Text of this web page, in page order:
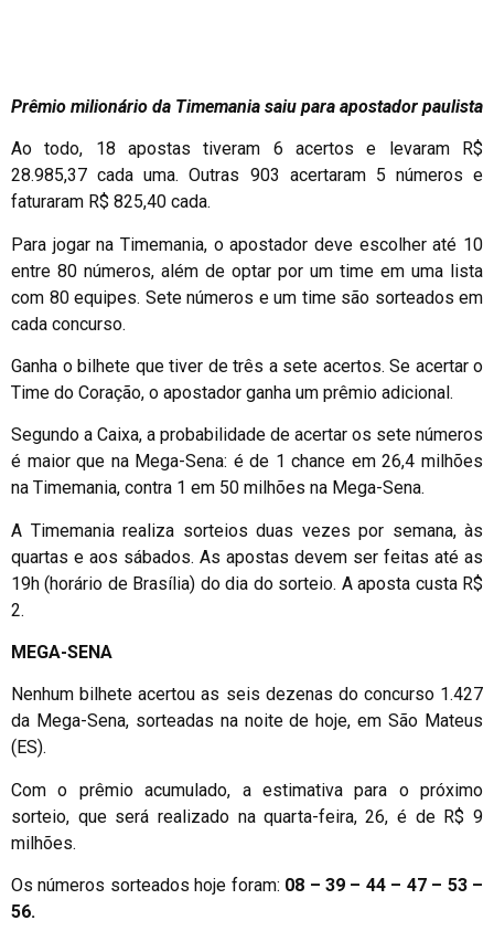
Prêmio milionário da Timemania saiu para apostador paulista
Ao todo, 18 apostas tiveram 6 acertos e levaram R$
28.985,37 cada uma. Outras 903 acertaram 5 números e
faturaram R$ 825,40 cada.
Para jogar na Timemania, o apostador deve escolher até 10
entre 80 números, além de optar por um time em uma lista
com 80 equipes. Sete números e um time são sorteados em
cada concurso.
Ganha o bilhete que tiver de três a sete acertos. Se acertar o
Time do Coração, o apostador ganha um prêmio adicional.
Segundo a Caixa, a probabilidade de acertar os sete números
é maior que na Mega-Sena: é de 1 chance em 26,4 milhões
na Timemania, contra 1 em 50 milhões na Mega-Sena.
A Timemania realiza sorteios duas vezes por semana, às
quartas e aos sábados. As apostas devem ser feitas até as
19h (horário de Brasília) do dia do sorteio. A aposta custa R$
2.
MEGA-SENA
Nenhum bilhete acertou as seis dezenas do concurso 1.427
da Mega-Sena, sorteadas na noite de hoje, em São Mateus
(ES).
Com o prêmio acumulado, a estimativa para o próximo
sorteio, que será realizado na quarta-feira, 26, é de R$ 9
milhões.
Os números sorteados hoje foram: 08 – 39 – 44 – 47 – 53 –
56.